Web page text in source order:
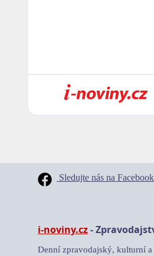
Sledujte nás na
i-noviny.cz-
Denní zpravodajský, kulturní